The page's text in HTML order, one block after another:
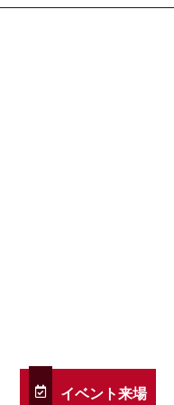
イベント来場